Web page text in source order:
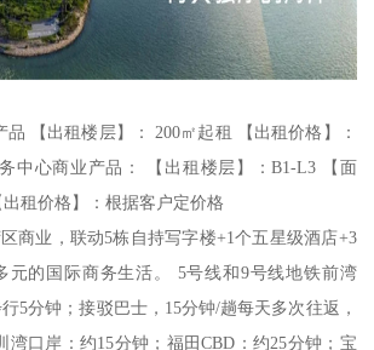
【出租楼层】： 200㎡起租 【出租价格】：
中心商业产品： 【出租楼层】：B1-L3 【面
出租价格】：根据客户定价格
商业，联动5栋自持写字楼+1个五星级酒店+3
元的国际商务生活。 5号线和9号线地铁前湾
5分钟；接驳巴士，15分钟/趟每天多次往返，
湾口岸：约15分钟；福田CBD：约25分钟；宝